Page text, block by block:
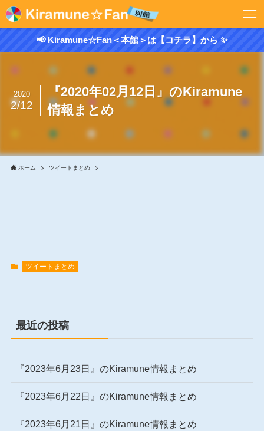
📢 Kiramune☆Fan＜本館＞は【コチラ】から ✨
『2020年02月12日』のKiramune
情報まとめ
2020
2/12
ホーム ツイートまとめ
ツイートまとめ
最近の投稿
『2023年6月23日』のKiramune情報まとめ
『2023年6月22日』のKiramune情報まとめ
『2023年6月21日』のKiramune情報まとめ